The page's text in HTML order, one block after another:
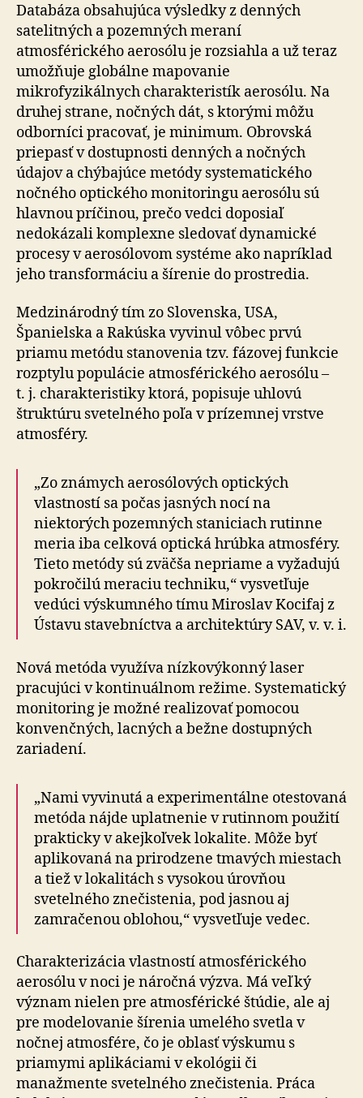
Databáza obsahujúca výsledky z denných
satelitných a pozemných meraní
atmosférického aerosólu je rozsiahla a už teraz
umožňuje globálne mapovanie
mikrofyzikálnych charakteristík aerosólu. Na
druhej strane, nočných dát, s ktorými môžu
odborníci pracovať, je minimum. Obrovská
priepasť v dostupnosti denných a nočných
údajov a chýbajúce metódy systematického
nočného optického monitoringu aerosólu sú
hlavnou príčinou, prečo vedci doposiaľ
nedokázali komplexne sledovať dynamické
procesy v aerosólovom systéme ako napríklad
jeho transformáciu a šírenie do prostredia.
Medzinárodný tím zo Slovenska, USA,
Španielska a Rakúska vyvinul vôbec prvú
priamu metódu stanovenia tzv. fázovej funkcie
rozptylu populácie atmosférického aerosólu –
t. j. charakteristiky ktorá, popisuje uhlovú
štruktúru svetelného poľa v prízemnej vrstve
atmosféry.
„Zo známych aerosólových optických
vlastností sa počas jasných nocí na
niektorých pozemných staniciach rutinne
meria iba celková optická hrúbka atmosféry.
Tieto metódy sú zväčša nepriame a vyžadujú
pokročilú meraciu techniku,“ vysvetľuje
vedúci výskumného tímu Miroslav Kocifaj z
Ústavu stavebníctva a architektúry SAV, v. v. i.
Nová metóda využíva nízkovýkonný laser
pracujúci v kontinuálnom režime. Systematický
monitoring je možné realizovať pomocou
konvenčných, lacných a bežne dostupných
zariadení.
„Nami vyvinutá a experimentálne otestovaná
metóda nájde uplatnenie v rutinnom použití
prakticky v akejkoľvek lokalite. Môže byť
aplikovaná na prirodzene tmavých miestach
a tiež v lokalitách s vysokou úrovňou
svetelného znečistenia, pod jasnou aj
zamračenou oblohou,“ vysvetľuje vedec.
Charakterizácia vlastností atmosférického
aerosólu v noci je náročná výzva. Má veľký
význam nielen pre atmosférické štúdie, ale aj
pre modelovanie šírenia umelého svetla v
nočnej atmosfére, čo je oblasť výskumu s
priamymi aplikáciami v ekológii či
manažmente svetelného znečistenia. Práca